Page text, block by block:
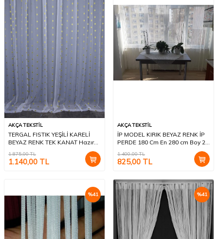
AKÇA TEKSTİL
TERGAL FISTIK YEŞİLİ KARELİ
BEYAZ RENK TEK KANAT Hazır
Dikilmiş Pileli Fon Perde 300*260
Cm
1.875,00TL
1.140,00 TL
AKÇA TEKSTİL
İP MODEL KIRIK BEYAZ RENK İP
PERDE 180 Cm En 280 cm Boy 2
perde
1.400,00TL
825,00 TL
%41 %41